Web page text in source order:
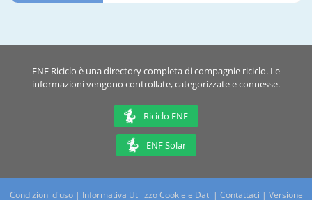
ENF Riciclo è una directory completa di compagnie riciclo. Le
informazioni vengono controllate, categorizzate e connesse.
Riciclo ENF
ENF Solar
Condizioni d'uso| Informativa Utilizzo Cookie e Dati | Contattaci | Versione